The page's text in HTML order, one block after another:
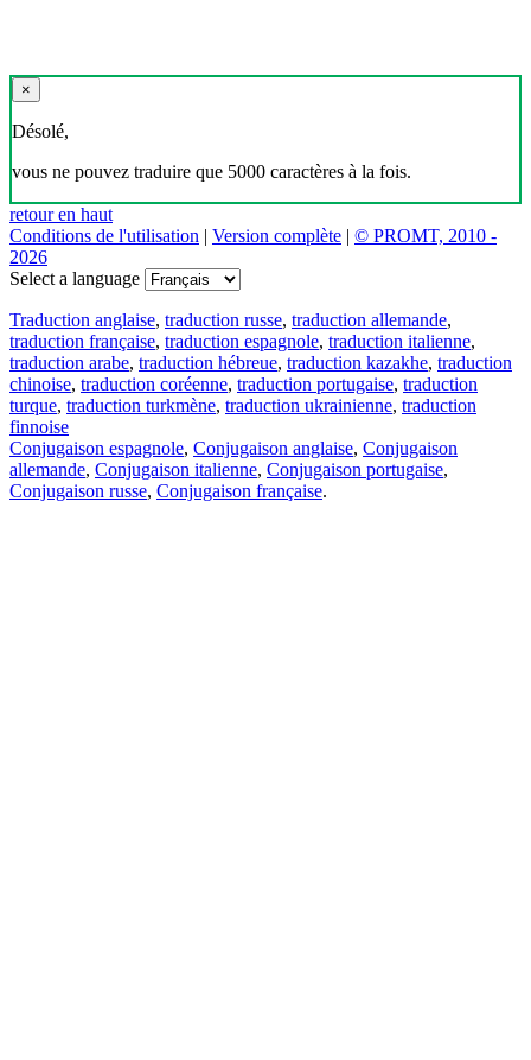
×
Désolé,
vous ne pouvez traduire que 5000 caractères à la fois.
retour en haut
Conditions de l'utilisation | Version complète | © PROMT, 2010 -
2026
Select a language
Traduction anglaise, traduction russe, traduction allemande,
traduction française, traduction espagnole, traduction italienne,
traduction arabe, traduction hébreue, traduction kazakhe, traduction
chinoise, traduction coréenne, traduction portugaise, traduction
turque, traduction turkmène, traduction ukrainienne, traduction
finnoise
Conjugaison espagnole, Conjugaison anglaise, Conjugaison
allemande, Conjugaison italienne, Conjugaison portugaise,
Conjugaison russe, Conjugaison française.